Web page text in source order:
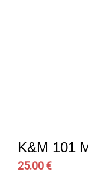
K&M 101
25.00 €